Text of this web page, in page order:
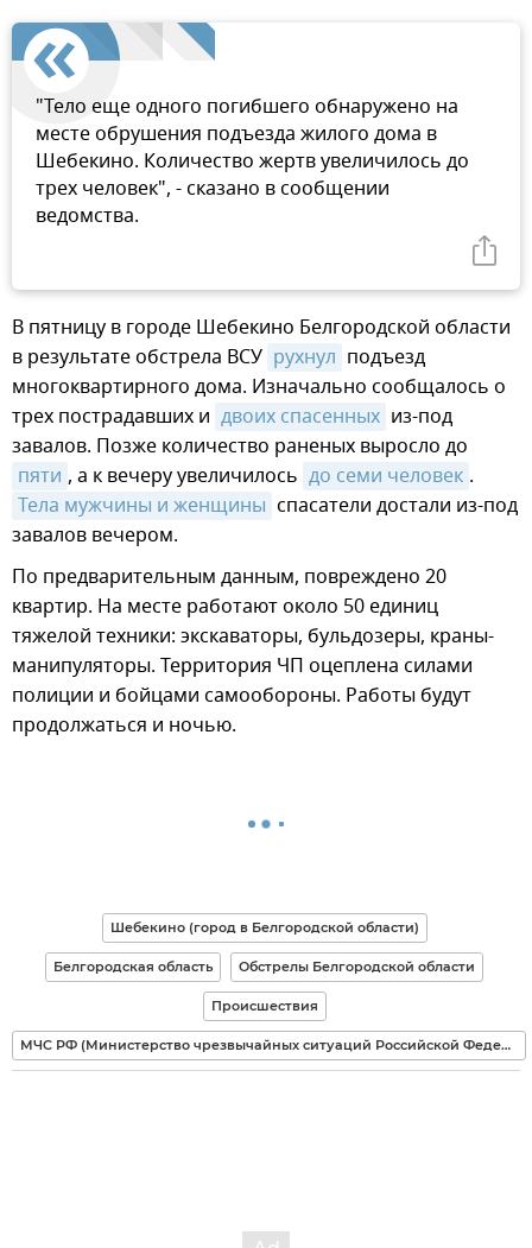
"Тело еще одного погибшего обнаружено на
месте обрушения подъезда жилого дома в
Шебекино. Количество жертв увеличилось до
трех человек", - сказано в сообщении
ведомства.
В пятницу в городе Шебекино Белгородской области
в результате обстрела ВСУ рухнул подъезд
многоквартирного дома. Изначально сообщалось о
трех пострадавших и двоих спасенных из-под
завалов. Позже количество раненых выросло до
пяти , а к вечеру увеличилось до семи человек .
Тела мужчины и женщины спасатели достали из-под
завалов вечером.
По предварительным данным, повреждено 20
квартир. На месте работают около 50 единиц
тяжелой техники: экскаваторы, бульдозеры, краны-
манипуляторы. Территория ЧП оцеплена силами
полиции и бойцами самообороны. Работы будут
продолжаться и ночью.
Шебекино (город в Белгородской области)
Белгородская область Обстрелы Белгородской области
Происшествия
МЧС РФ (Министерство чрезвычайных ситуаций Российской Федерации)